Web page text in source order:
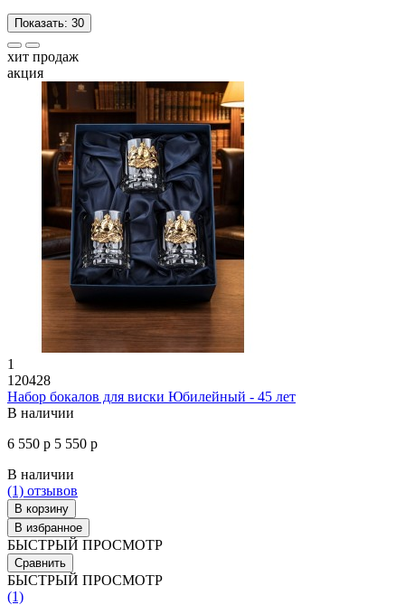
Показать: 30
хит продаж
акция
1
120428
Набор бокалов для виски Юбилейный - 45 лет
В наличии
6 550 р 5 550 р
В наличии
(1) отзывов
В корзину
В избранное
БЫСТРЫЙ ПРОСМОТР
Сравнить
БЫСТРЫЙ ПРОСМОТР
(1)